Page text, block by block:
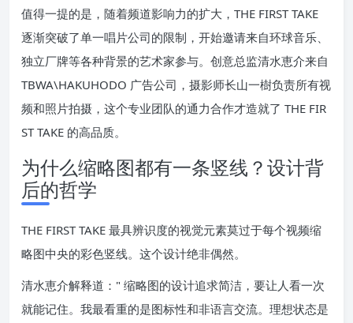
值得一提的是，随着频道影响力的扩大，THE FIRST TAKE
逐渐突破了单一唱片公司的限制，开始邀请来自环球音乐、
独立厂牌等各种背景的艺术家参与。创意总监清水恵介来自
TBWA\HAKUHODO 广告公司，摄影师长山一樹负责所有视
频和照片拍摄，这个专业团队的通力合作才造就了 THE FIR
ST TAKE 的高品质。
为什么缩略图都有一条竖线？设计背
后的哲学
THE FIRST TAKE 最具辨识度的视觉元素莫过于每个视频缩
略图中央的彩色竖线。这个设计绝非偶然。
清水恵介解释道：" 缩略图的设计追求简洁，要让人看一次
就能记住。我最看重的是图标性和非语言交流。理想状态是